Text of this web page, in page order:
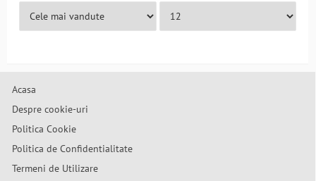
Acasa
Despre cookie-uri
Politica Cookie
Politica de Confidentialitate
Termeni de Utilizare